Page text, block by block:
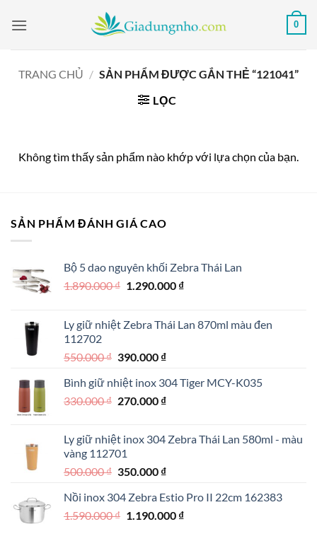
qua
0
TRANG CHỦ / SẢN PHẨM ĐƯỢC GẮN THẺ “121041”
LỌC
Không tìm thấy sản phẩm nào khớp với lựa chọn của bạn.
SẢN PHẨM ĐÁNH GIÁ CAO
Bộ 5 dao nguyên khối Zebra Thái Lan
1.890.000₫ Giá
1.890.000 ₫.
1.290.000 ₫Giá
là:
Ly giữ nhiệt Zebra Thái Lan 870ml màu đen
112702
550.000₫ Giá
là:
550.000 ₫.
390.000 ₫Giá
tại
là:
Bình giữ nhiệt inox 304 Tiger MCY-K035
330.000₫ Giá
330.000 ₫.
270.000 ₫Giá
là:
Ly giữ nhiệt inox 304 Zebra Thái Lan 580ml - màu
vàng 112701
500.000₫ Giá
là:
500.000 ₫.
350.000 ₫Giá
tại
là:
Nồi inox 304 Zebra Estio Pro II 22cm 162383
1.590.000₫ Giá
1.190.000 ₫Giá